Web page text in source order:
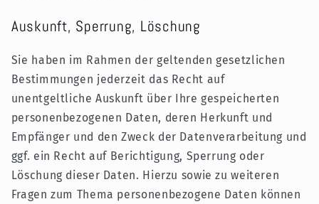
Auskunft, Sperrung, Löschung
Sie haben im Rahmen der geltenden gesetzlichen
Bestimmungen jederzeit das Recht auf
unentgeltliche Auskunft über Ihre gespeicherten
personenbezogenen Daten, deren Herkunft und
Empfänger und den Zweck der Datenverarbeitung und
ggf. ein Recht auf Berichtigung, Sperrung oder
Löschung dieser Daten. Hierzu sowie zu weiteren
Fragen zum Thema personenbezogene Daten können